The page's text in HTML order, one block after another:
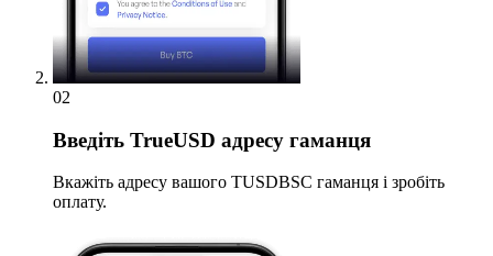
02
Введіть TrueUSD адресу гаманця
Вкажіть адресу вашого TUSDBSC гаманця і зробіть
оплату.